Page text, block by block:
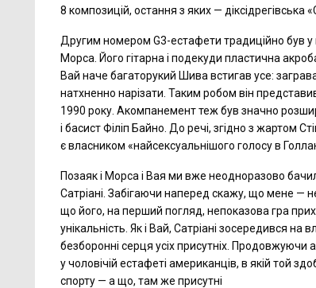
8 композицій, остання з яких — діксідрегівська
Другим номером G3-естафети традиційно був у
Морса. Його гітарна і подекуди пластична
Вай наче багаторукий Шива встигав усе:
натхненно нарізати. Таким робом він
1990 року. Акомпанемент теж був значно
і басист Філіп Байно. До речі, згідно з жартом
є власником «найсексуальнішого голосу в
Позаяк і Морса і Вая ми вже неодноразово
Сатріані. Забігаючи наперед скажу, що мене —
що його, на перший погляд, непоказова гра
унікальність. Як і Вай, Сатріані зосередився
безборонні серця усіх присутніх.
у чоловічій естафеті американців, в якій той
спорту — а що, там же присутні